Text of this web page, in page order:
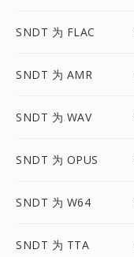
SNDT 为 FLAC
SNDT 为 AMR
SNDT 为 WAV
SNDT 为 OPUS
SNDT 为 W64
SNDT 为 TTA